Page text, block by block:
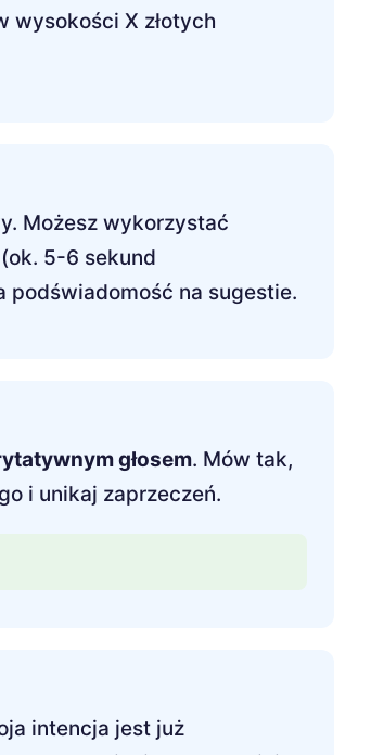
wysokości X złotych
Możesz wykorzystać
5-6 sekund
podświadomość na sugestie.
głosem. Mów tak,
i unikaj zaprzeczeń.
intencja jest już